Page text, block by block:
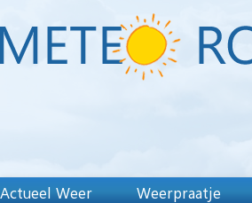
Actueel Weer Weerpraatje